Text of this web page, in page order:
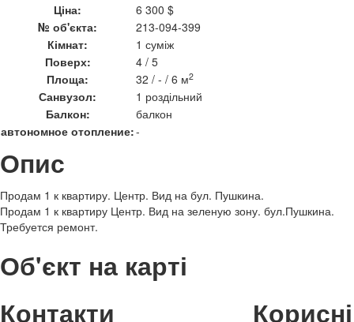
Ціна:
6 300 $
№ об'єкта:
213-094-399
Кімнат:
1 суміж
Поверх:
4 / 5
Площа:
32 / - / 6 м2
Санвузол:
1 роздільний
Балкон:
балкон
автономное отопление:-
Опис
Продам 1 к квартиру. Центр. Вид на бул. Пушкина.
Продам 1 к квартиру Центр. Вид на зеленую зону. бул.Пушкина.
Требуется ремонт.
Об'єкт на карті
Контакти
Корисні